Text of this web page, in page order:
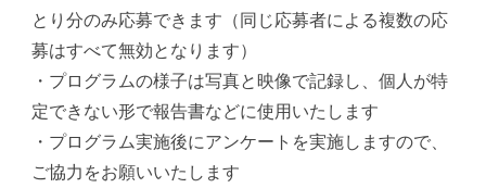
とり分のみ応募できます（同じ応募者による複数の応
募はすべて無効となります）
・プログラムの様子は写真と映像で記録し、個人が特
定できない形で報告書などに使用いたします
・プログラム実施後にアンケートを実施しますので、
ご協力をお願いいたします